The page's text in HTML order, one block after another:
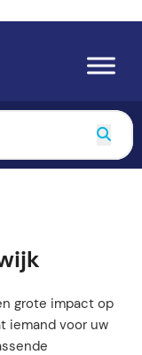
grote impact op
iemand voor uw